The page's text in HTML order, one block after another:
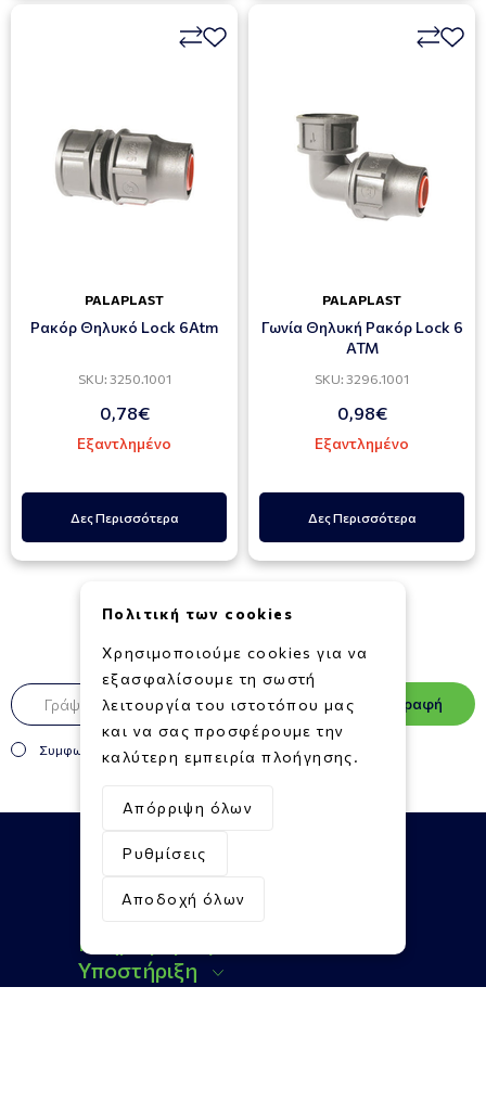
PALAPLAST
Ρακόρ Θηλυκό Lock 6Atm
SKU: 3250.1001
0,78€
Εξαντλημένο
Δες Περισσότερα
PALAPLAST
Γωνία Θηλυκή Ρακόρ Lock 6
ATM
SKU: 3296.1001
0,98€
Εξαντλημένο
Δες Περισσότερα
Newsletter
Εγγραφή
Συμφωνώ με τους Όρους και Προϋποθέσεις
Πληροφορίες
Υποστήριξη
Πολιτική των cookies
Χρησιμοποιούμε cookies για να
εξασφαλίσουμε τη σωστή
λειτουργία του ιστοτόπου μας
και να σας προσφέρουμε την
καλύτερη εμπειρία πλοήγησης.
Απόρριψη όλων
Ρυθμίσεις
Αποδοχή όλων